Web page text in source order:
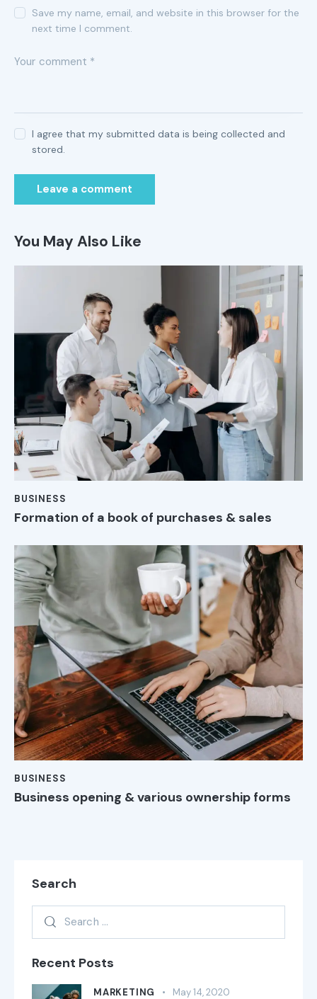
Save my name, email, and website in this browser for the
next time I comment.
I agree that my submitted data is being collected and
stored.
You May Also Like
BUSINESS
Formation of a book of purchases & sales
BUSINESS
Business opening & various ownership forms
Search
Recent Posts
MARKETING May 14, 2020